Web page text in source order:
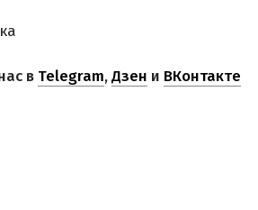
в Telegram,Дзен и ВКонтакте